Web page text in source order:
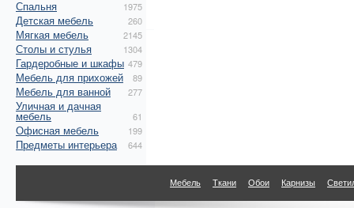
Спальня 1975
Детская мебель 260
Мягкая мебель 2145
Столы и стулья 1304
Гардеробные и шкафы 479
Мебель для прихожей 89
Мебель для ванной 277
Уличная и дачная
мебель 61
Офисная мебель 199
Предметы интерьера 644
Мебель Ткани Обои Карнизы